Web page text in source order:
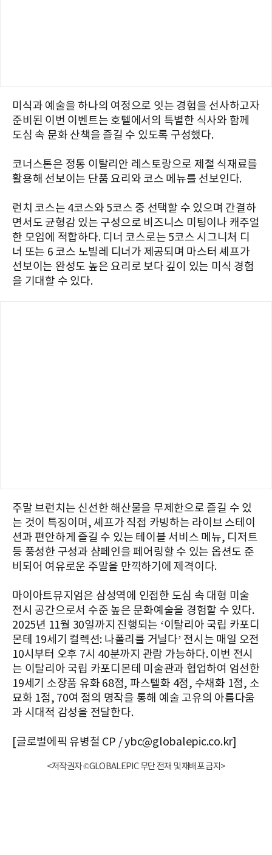
미식과 예술을 하나의 여정으로 잇는 경험을 선사하고자
준비된 이번 이벤트는 호텔에서의 특별한 식사와 함께
도심 속 문화 산책을 즐길 수 있도록 구성했다.
코너스톤은 정통 이탈리안 레스토랑으로 제철 식재료를
활용해 선보이는 단품 요리와 코스 메뉴를 선보인다.
런치 코스는 4코스와 5코스 중 선택할 수 있으며 간결하
면서도 균형감 있는 구성으로 비즈니스 미팅이나 캐주얼
한 모임에 적합하다. 디너 코스로는 5코스 시그니처 디
너 또는 6 코스 노빌레 디너가 제공되며 마스터 셰프가
선보이는 완성도 높은 요리로 보다 깊이 있는 미식 경험
을 기대할 수 있다.
주말 브런치는 신선한 해산물을 무제한으로 즐길 수 있
는 것이 특징이며, 셰프가 직접 카빙하는 라이브 스테이
션과 편안하게 즐길 수 있는 테이블 서비스 메뉴, 디저트
등 풍성한 구성과 샴페인을 페어링할 수 있는 옵션도 준
비되어 여유로운 주말을 만끽하기에 제격이다.
마이아트뮤지엄은 삼성역에 인접한 도심 속 대형 미술
전시 공간으로서 수준 높은 문화예술을 경험할 수 있다.
2025년 11월 30일까지 진행되는 ‘이탈리아 국립 카포디
몬테 19세기 컬렉션: 나폴리를 거닐다’ 전시는 매일 오전
10시부터 오후 7시 40분까지 관람 가능하다. 이번 전시
는 이탈리아 국립 카포디몬테 미술관과 협업하여 엄선한
19세기 소장품 유화 68점, 파스텔화 4점, 수채화 1점, 소
묘화 1점, 70여 점의 명작을 통해 예술 고유의 아름다움
과 시대적 감성을 전달한다.
[글로벌에픽 유병철 CP / ybc@globalepic.co.kr]
<저작권자 ©GLOBALEPIC 무단 전재 및 재배포 금지>